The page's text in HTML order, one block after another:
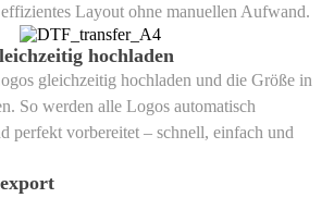
effizientes Layout ohne manuellen Aufwand.
hochladen
gleichzeitig hochladen und die Größe in
So werden alle Logos automatisch
perfekt vorbereitet – schnell, einfach und